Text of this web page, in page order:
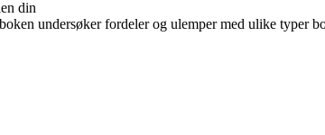
din
undersøker fordeler og ulemper med ulike